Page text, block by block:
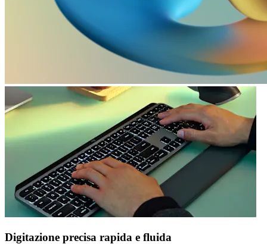
Digitazione precisa rapida e fluida